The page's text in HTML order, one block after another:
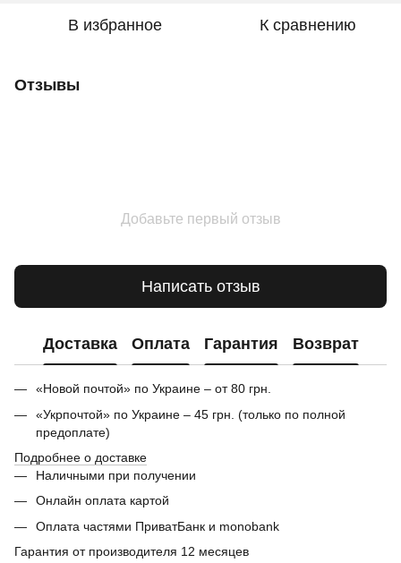
В избранное К сравнению
Отзывы
Добавьте первый отзыв
Написать отзыв
Доставка Оплата Гарантия Возврат
«Новой почтой» по Украине – от 80 грн.
«Укрпочтой» по Украине – 45 грн. (только по полной
предоплате)
Подробнее о доставке
Наличными при получении
Онлайн оплата картой
Оплата частями ПриватБанк и monobank
Гарантия от производителя 12 месяцев